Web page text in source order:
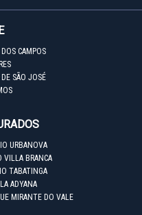
CAMPOS
SÃO JOSÉ
URBANOVA
VILLA BRANCA
TABATINGA
ADYANA
MIRANTE DO VALE